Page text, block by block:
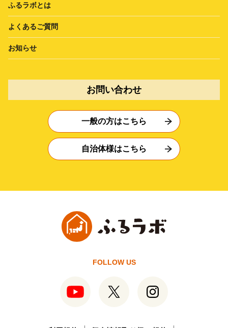
ふるラボとは
よくあるご質問
お知らせ
お問い合わせ
一般の方はこちら
自治体様はこちら
FOLLOW US